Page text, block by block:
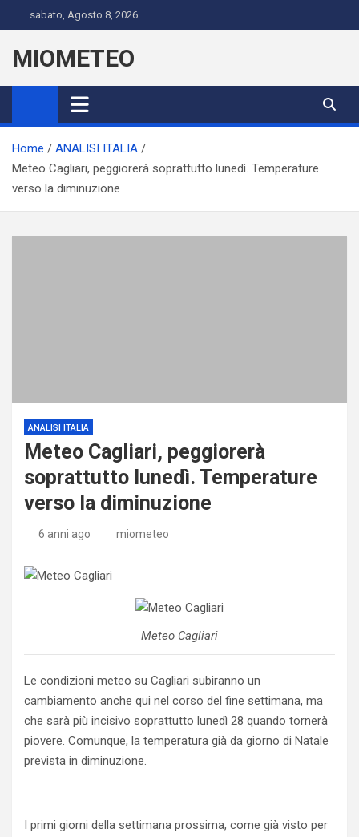
to
content
sabato, Agosto 8, 2026
MIOMETEO
Home
ANALISI ITALIA
Meteo Cagliari, peggiorerà soprattutto lunedì. Temperature
verso la diminuzione
ANALISI ITALIA
Meteo Cagliari, peggiorerà
soprattutto lunedì. Temperature
verso la diminuzione
6 anni ago miometeo
Meteo Cagliari
Le condizioni meteo su Cagliari subiranno un
cambiamento anche qui nel corso del fine settimana, ma
che sarà più incisivo soprattutto lunedì 28 quando tornerà
piovere. Comunque, la temperatura già da giorno di Natale
prevista in diminuzione.
I primi giorni della settimana prossima, come già visto per